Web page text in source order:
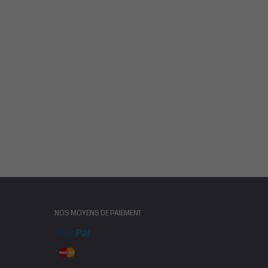
NOS MOYENS DE PAIEMENT